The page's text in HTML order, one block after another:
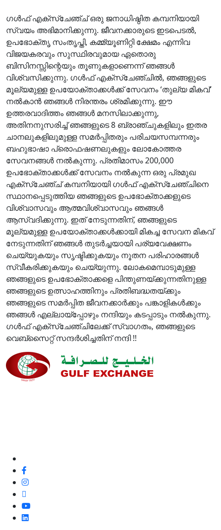
ഗൾഫ് എക്സ്ചേഞ്ച് ഒരു ജനാധിഷ്ഠിത കമ്പനിയായി
സ്വയം അഭിമാനിക്കുന്നു. ജീവനക്കാരുടെ ഇടപെടൽ,
ഉപഭോക്തൃ സംതൃപ്തി, കമ്മ്യൂണിറ്റി ക്ഷേമം എന്നിവ
വിജയകരവും സുസ്ഥിരവുമായ ഏതൊരു
ബിസിനസ്സിന്റെയും തൂണുകളാണെന്ന് ഞങ്ങൾ
വിശ്വസിക്കുന്നു. ഗൾഫ് എക്സ്ചേഞ്ചിൽ, ഞങ്ങളുടെ
മൂല്യമുള്ള ഉപയോക്താക്കൾക്ക് സേവനം ‘തുല്യ മികവ്’
നൽകാൻ ഞങ്ങൾ നിരന്തരം ശ്രമിക്കുന്നു. ഈ
ഉത്തരവാദിത്തം ഞങ്ങൾ മനസിലാക്കുന്നു,
അതിനനുസരിച്ച് ഞങ്ങളുടെ 8 ബ്രാഞ്ചുകളിലും ഇതര
ചാനലുകളിലുമുള്ള സമർപ്പിതരും പരിചയസമ്പന്നരും
ബഹുഭാഷാ പ്രൊഫഷണലുകളും ലോകോത്തര
സേവനങ്ങൾ നൽകുന്നു. പ്രതിമാസം 200,000
ഉപഭോക്താക്കൾക്ക് സേവനം നൽകുന്ന ഒരു പ്രമുഖ
എക്സ്ചേഞ്ച് കമ്പനിയായി ഗൾഫ് എക്സ്ചേഞ്ചിനെ
സ്ഥാനപ്പെടുത്തിയ ഞങ്ങളുടെ ഉപഭോക്താക്കളുടെ
വിശ്വാസവും ആത്മവിശ്വാസവും ഞങ്ങൾ
ആസ്വദിക്കുന്നു. ഇത് നേടുന്നതിന്, ഞങ്ങളുടെ
മൂല്യമുള്ള ഉപയോക്താക്കൾക്കായി മികച്ച സേവന മികവ്
നേടുന്നതിന് ഞങ്ങൾ തുടർച്ചയായി പര്യവേക്ഷണം
ചെയ്യുകയും സൃഷ്ടിക്കുകയും നൂതന പരിഹാരങ്ങൾ
സ്വീകരിക്കുകയും ചെയ്യുന്നു. ലോകമെമ്പാടുമുള്ള
ഞങ്ങളുടെ ഉപഭോക്താക്കളെ പിന്തുണയ്ക്കുന്നതിനുള്ള
ഞങ്ങളുടെ ഉത്സാഹത്തിനും പ്രതിബദ്ധതയ്ക്കും
ഞങ്ങളുടെ സമർപ്പിത ജീവനക്കാർക്കും പങ്കാളികൾക്കും
ഞങ്ങൾ എല്ലായ്പ്പോഴും നന്ദിയും കടപ്പാടും നൽകുന്നു.
ഗൾഫ് എക്സ്ചേഞ്ചിലേക്ക് സ്വാഗതം, ഞങ്ങളുടെ
വെബ്സൈറ്റ് സന്ദർശിച്ചതിന് നന്ദി !!